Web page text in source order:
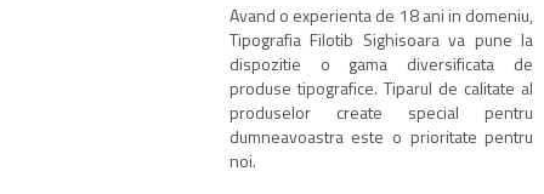
Avand o experienta de 18 ani in domeniu,
Tipografia Filotib Sighisoara va pune la
dispozitie o gama diversificata de
produse tipografice. Tiparul de calitate al
produselor create special pentru
dumneavoastra este o prioritate pentru
noi.